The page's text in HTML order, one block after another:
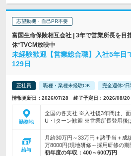
志望動機・自己PR不要
富国生命保険相互会社 | 3年で営業所長を目
休*TVCM放映中
未経験歓迎【営業総合職】入社5年
129日
正社員 職種・業種未経験OK 完全週休2日
情報更新日：2026/07/28 終了予定日：2026/08/20
勤務地
全国の各支社 ※入社後3年間は、
U・Iターン歓迎 ※営業所長登用後
給与
月給30万円～33万円＋諸手当＋
万8000円(現地研修～採用研修の期
初年度の年収： 400～600万円